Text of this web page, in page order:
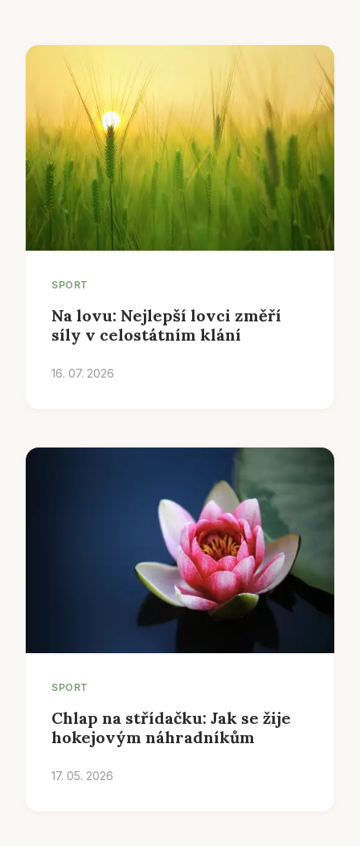
SPORT
Na lovu: Nejlepší lovci změří
síly v celostátním klání
16. 07. 2026
SPORT
Chlap na střídačku: Jak se žije
hokejovým náhradníkům
17. 05. 2026